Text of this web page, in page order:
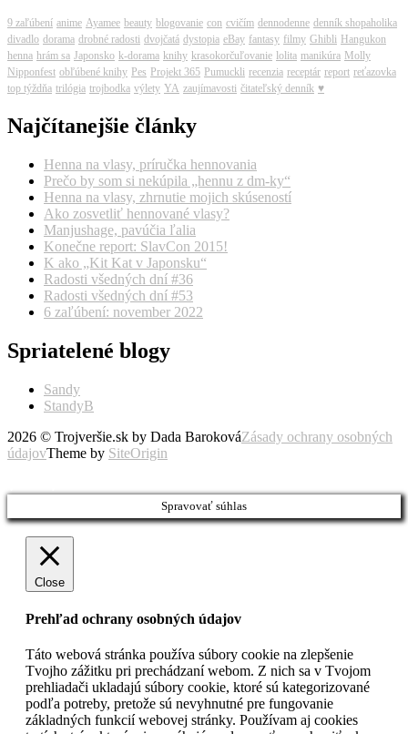
9 zaľúbení anime Ayamee beauty blogovanie con cvičím dennodenne denník shopaholika
divadlo dorama drobné radosti dvojčatá dystopia eBay fantasy filmy Ghibli Hangukon
henna hrám sa Japonsko k-dorama knihy krasokorčuľovanie lolita manikúra Molly
Nipponfest obľúbené knihy Pes Projekt 365 Pumuckli recenzia receptár report reťazovka
top týždňa trilógia trojbodka výlety YA zaujímavosti čitateľský denník ♥
Najčítanejšie články
Henna na vlasy, príručka hennovania
Prečo by som si nekúpila „hennu z dm-ky“
Henna na vlasy, zhrnutie mojich skúseností
Ako zosvetliť hennované vlasy?
Manjushage, pavúčia ľalia
Konečne report: SlavCon 2015!
K ako „Kit Kat v Japonsku“
Radosti všedných dní #36
Radosti všedných dní #53
6 zaľúbení: november 2022
Spriatelené blogy
Sandy
StandyB
2026 © Trojveršie.sk by Dada BarokováZásady ochrany osobných
údajovTheme by SiteOrigin
Spravovať súhlas
Close
Prehľad ochrany osobných údajov
Táto webová stránka používa súbory cookie na zlepšenie
Tvojho zážitku pri prechádzaní webom. Z nich sa v Tvojom
prehliadači ukladajú súbory cookie, ktoré sú kategorizované
podľa potreby, pretože sú nevyhnutné pre fungovanie
základných funkcií webovej stránky. Používam aj cookies